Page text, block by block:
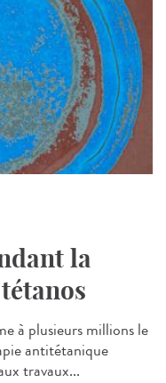
la
à plusieurs millions le
antitétanique
travaux...